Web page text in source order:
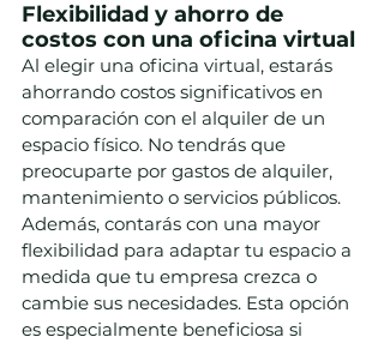
Flexibilidad y ahorro de
costos con una oficina virtual
Al elegir una oficina virtual, estarás
ahorrando costos significativos en
comparación con el alquiler de un
espacio físico. No tendrás que
preocuparte por gastos de alquiler,
mantenimiento o servicios públicos.
Además, contarás con una mayor
flexibilidad para adaptar tu espacio a
medida que tu empresa crezca o
cambie sus necesidades. Esta opción
es especialmente beneficiosa si